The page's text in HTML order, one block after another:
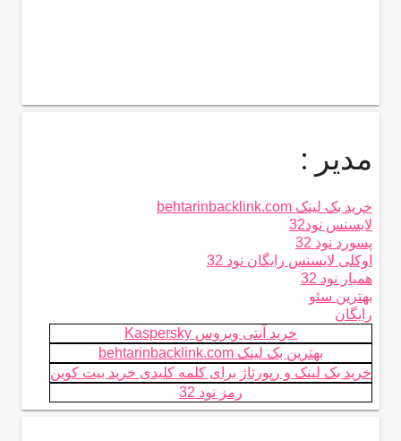
مدیر :
خرید بک لینک behtarinbacklink.com
لایسنس نود32
پسورد نود 32
اوکلی لایسنس رایگان نود 32
همیار نود 32
بهترین سئو
رایگان
خرید آنتی ویروس Kaspersky
بهترین بک لینک behtarinbacklink.com
خرید بک لینک و رپورتاژ برای کلمه کلیدی خرید بیت کوین
رمز نود 32